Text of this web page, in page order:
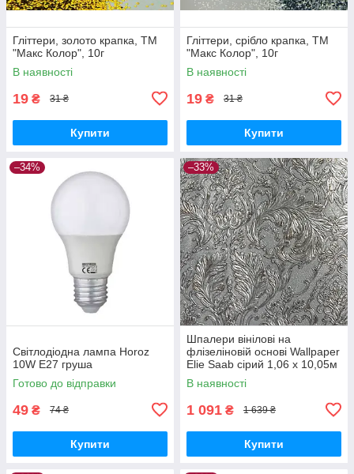
Гліттери, золото крапка, ТМ
"Макс Колор", 10г
В наявності
19 ₴ 31 ₴
Купити
Гліттери, срібло крапка, ТМ
"Макс Колор", 10г
В наявності
19 ₴ 31 ₴
Купити
–34%
Світлодіодна лампа Horoz
10W E27 груша
Готово до відправки
49 ₴ 74 ₴
Купити
–33%
Шпалери вінілові на
флізеліновій основі Wallpaper
Elie Saab сірий 1,06 х 10,05м
(Z64819)
В наявності
1 091 ₴ 1 639 ₴
Купити